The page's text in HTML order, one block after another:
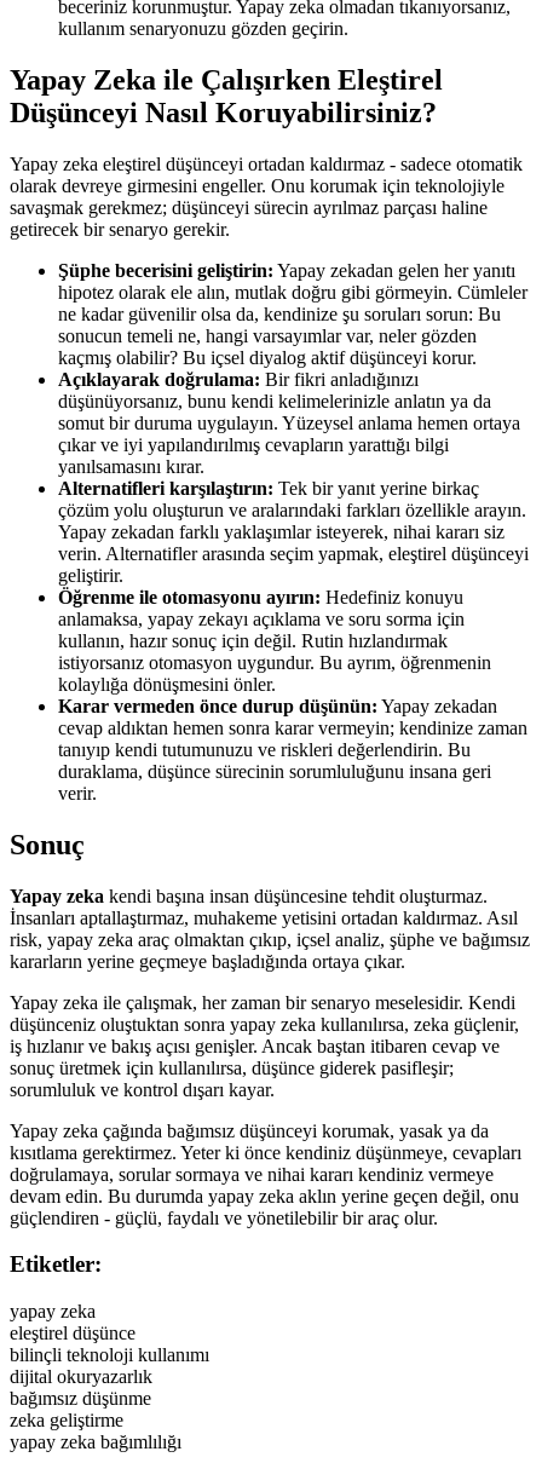
beceriniz korunmuştur. Yapay zeka olmadan tıkanıyorsanız,
kullanım senaryonuzu gözden geçirin.
Yapay Zeka ile Çalışırken Eleştirel
Düşünceyi Nasıl Koruyabilirsiniz?
Yapay zeka eleştirel düşünceyi ortadan kaldırmaz - sadece otomatik
olarak devreye girmesini engeller. Onu korumak için teknolojiyle
savaşmak gerekmez; düşünceyi sürecin ayrılmaz parçası haline
getirecek bir senaryo gerekir.
Şüphe becerisini geliştirin: Yapay zekadan gelen her yanıtı
hipotez olarak ele alın, mutlak doğru gibi görmeyin. Cümleler
ne kadar güvenilir olsa da, kendinize şu soruları sorun: Bu
sonucun temeli ne, hangi varsayımlar var, neler gözden
kaçmış olabilir? Bu içsel diyalog aktif düşünceyi korur.
Açıklayarak doğrulama: Bir fikri anladığınızı
düşünüyorsanız, bunu kendi kelimelerinizle anlatın ya da
somut bir duruma uygulayın. Yüzeysel anlama hemen ortaya
çıkar ve iyi yapılandırılmış cevapların yarattığı bilgi
yanılsamasını kırar.
Alternatifleri karşılaştırın: Tek bir yanıt yerine birkaç
çözüm yolu oluşturun ve aralarındaki farkları özellikle arayın.
Yapay zekadan farklı yaklaşımlar isteyerek, nihai kararı siz
verin. Alternatifler arasında seçim yapmak, eleştirel düşünceyi
geliştirir.
Öğrenme ile otomasyonu ayırın: Hedefiniz konuyu
anlamaksa, yapay zekayı açıklama ve soru sorma için
kullanın, hazır sonuç için değil. Rutin hızlandırmak
istiyorsanız otomasyon uygundur. Bu ayrım, öğrenmenin
kolaylığa dönüşmesini önler.
Karar vermeden önce durup düşünün: Yapay zekadan
cevap aldıktan hemen sonra karar vermeyin; kendinize zaman
tanıyıp kendi tutumunuzu ve riskleri değerlendirin. Bu
duraklama, düşünce sürecinin sorumluluğunu insana geri
verir.
Sonuç
Yapay zeka kendi başına insan düşüncesine tehdit oluşturmaz.
İnsanları aptallaştırmaz, muhakeme yetisini ortadan kaldırmaz. Asıl
risk, yapay zeka araç olmaktan çıkıp, içsel analiz, şüphe ve bağımsız
kararların yerine geçmeye başladığında ortaya çıkar.
Yapay zeka ile çalışmak, her zaman bir senaryo meselesidir. Kendi
düşünceniz oluştuktan sonra yapay zeka kullanılırsa, zeka güçlenir,
iş hızlanır ve bakış açısı genişler. Ancak baştan itibaren cevap ve
sonuç üretmek için kullanılırsa, düşünce giderek pasifleşir;
sorumluluk ve kontrol dışarı kayar.
Yapay zeka çağında bağımsız düşünceyi korumak, yasak ya da
kısıtlama gerektirmez. Yeter ki önce kendiniz düşünmeye, cevapları
doğrulamaya, sorular sormaya ve nihai kararı kendiniz vermeye
devam edin. Bu durumda yapay zeka aklın yerine geçen değil, onu
güçlendiren - güçlü, faydalı ve yönetilebilir bir araç olur.
Etiketler:
yapay zeka
eleştirel düşünce
bilinçli teknoloji kullanımı
dijital okuryazarlık
bağımsız düşünme
zeka geliştirme
yapay zeka bağımlılığı